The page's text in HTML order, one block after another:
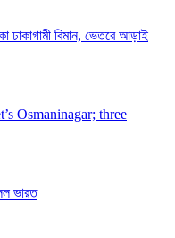
ঢাকাগামী বিমান, ভেতরে আড়াই
Osmaninagar; three
ভারত